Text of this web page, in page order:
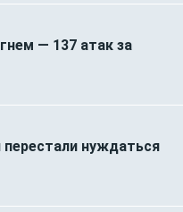
— 137 атак за
перестали нуждаться